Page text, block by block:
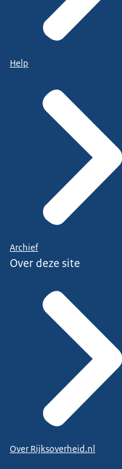
Help
Archief
Over deze site
Over Rijksoverheid.nl